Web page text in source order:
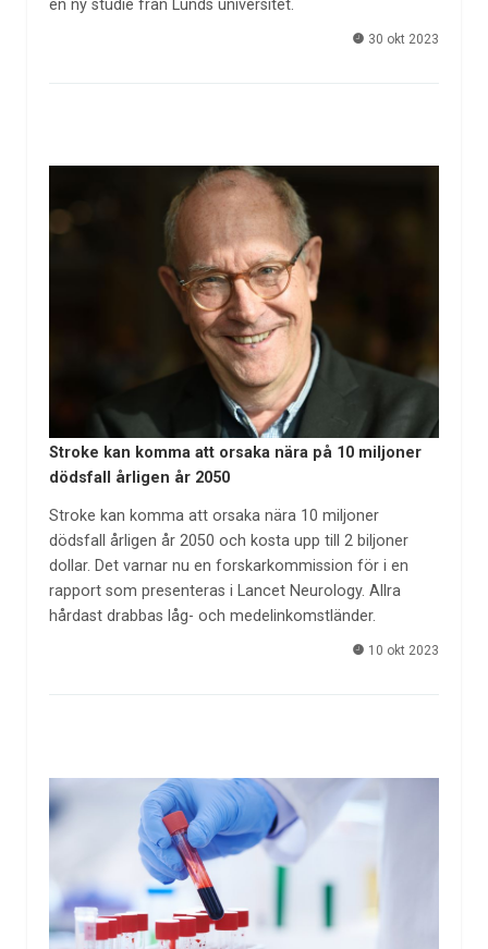
en ny studie från Lunds universitet.
30 okt 2023
Stroke kan komma att orsaka nära på 10 miljoner
dödsfall årligen år 2050
Stroke kan komma att orsaka nära 10 miljoner
dödsfall årligen år 2050 och kosta upp till 2 biljoner
dollar. Det varnar nu en forskarkommission för i en
rapport som presenteras i Lancet Neurology. Allra
hårdast drabbas låg- och medelinkomstländer.
10 okt 2023